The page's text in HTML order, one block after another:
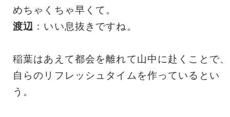
めちゃくちゃ早くて。
渡辺 ：いい息抜きですね。
稲葉はあえて都会を離れて山中に赴くことで、
自らのリフレッシュタイムを作っているとい
う。